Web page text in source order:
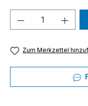
Produkt
Zum Merkzettel